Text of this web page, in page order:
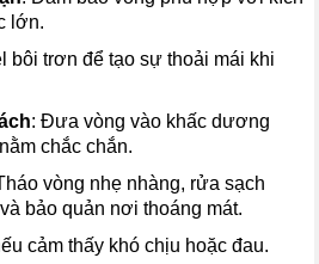
lớn.
bôi trơn để tạo sự thoải mái khi
: Đưa vòng vào khấc dương
chắc chắn.
vòng nhẹ nhàng, rửa sạch
bảo quản nơi thoáng mát.
cảm thấy khó chịu hoặc đau.